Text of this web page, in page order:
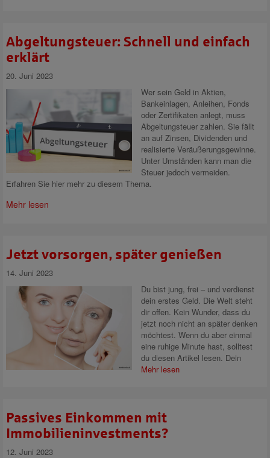
Abgeltungsteuer: Schnell und einfach
erklärt
20. Juni 2023
Wer sein Geld in Aktien,
Bankeinlagen, Anleihen, Fonds
oder Zertifikaten anlegt, muss
Abgeltungsteuer zahlen. Sie fällt
an auf Zinsen, Dividenden und
realisierte Veräußerungsgewinne.
Unter Umständen kann man die
Steuer jedoch vermeiden.
Erfahren Sie hier mehr zu diesem Thema.
Mehr lesen
Jetzt vorsorgen, später genießen
14. Juni 2023
Du bist jung, frei – und verdienst
dein erstes Geld. Die Welt steht
dir offen. Kein Wunder, dass du
jetzt noch nicht an später denken
möchtest. Wenn du aber einmal
eine ruhige Minute hast, solltest
du diesen Artikel lesen. Dein
Mehr lesen
Passives Einkommen mit
Immobilieninvestments?
12. Juni 2023